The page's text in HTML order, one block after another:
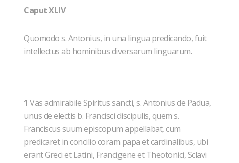
Caput XLIV
Quomodo s. Antonius, in una lingua predicando, fuit
intellectus ab hominibus diversarum linguarum.
1 Vas admirabile Spiritus sancti, s. Antonius de Padua,
unus de electis b. Francisci discipulis, quem s.
Franciscus suum episcopum appellabat, cum
predicaret in concilio coram papa et cardinalibus, ubi
erant Greci et Latini, Francigene et Theotonici, Sclavi